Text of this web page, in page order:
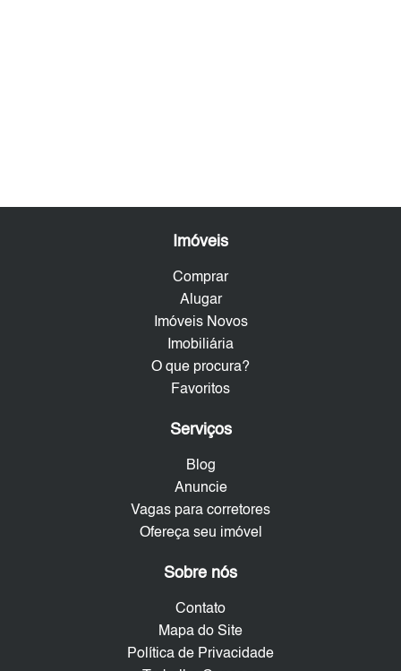
Imóveis
Comprar
Alugar
Imóveis Novos
Imobiliária
O que procura?
Favoritos
Serviços
Blog
Anuncie
Vagas para corretores
Ofereça seu imóvel
Sobre nós
Contato
Mapa do Site
Política de Privacidade